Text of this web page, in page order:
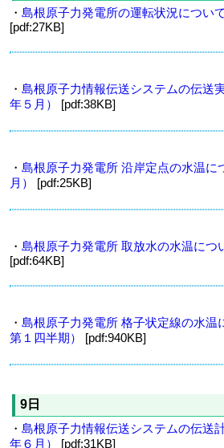
・ 島根原子力発電所の運転状況につい
[pdf:27KB]
・ 島根原子力情報伝送システムの伝送
年５月）
[pdf:38KB]
・ 島根原子力発電所 沿岸定点の水温に
月）
[pdf:25KB]
・ 島根原子力発電所 取放水の水温につ
[pdf:64KB]
・ 島根原子力発電所 格子状定線の水温
第１四半期）
[pdf:940KB]
9日
・ 島根原子力情報伝送システムの伝送
年６月）
[pdf:31KB]